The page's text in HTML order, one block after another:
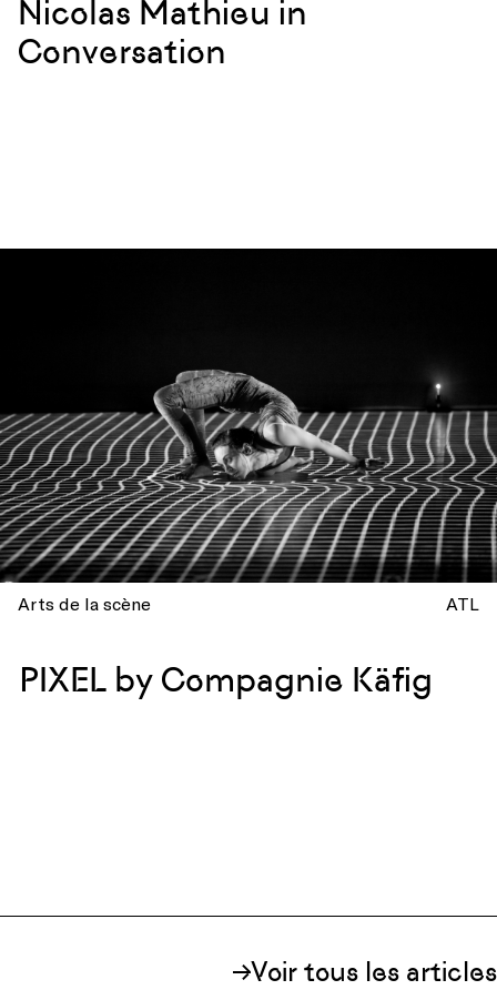
Nicolas Mathieu in
Conversation
Arts de la scène ATL
PIXEL by Compagnie Käfig
Voir tous les articles